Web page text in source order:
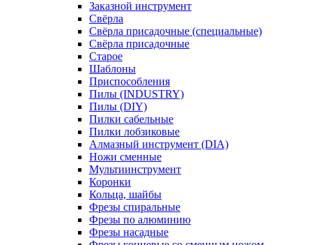
Заказной инструмент
Свёрла
Свёрла присадочные (специальные)
Свёрла присадочные
Старое
Шаблоны
Приспособления
Пилы (INDUSTRY)
Пилы (DIY)
Пилки сабельные
Пилки лобзиковые
Алмазный инструмент (DIA)
Ножи сменные
Мультиинструмент
Коронки
Кольца, шайбы
Фрезы спиральные
Фрезы по алюминию
Фрезы насадные